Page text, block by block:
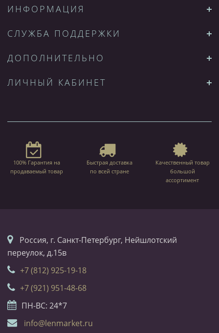
ИНФОРМАЦИЯ
СЛУЖБА ПОДДЕРЖКИ
ДОПОЛНИТЕЛЬНО
ЛИЧНЫЙ КАБИНЕТ
100% Гарантия на
продаваемый товар
Быстрая доставка
по всей стране
Качественный товар
большой
ассортимент
Россия, г. Санкт-Петербург, Нейшлотский
переулок, д.15в
+7 (812) 925-19-18
+7 (921) 951-48-68
ПН-ВС: 24*7
info@lenmarket.ru